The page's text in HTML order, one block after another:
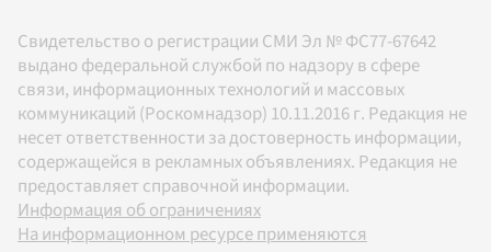
Свидетельство о регистрации СМИ Эл № ФС77-67642
выдано федеральной службой по надзору в сфере
связи, информационных технологий и массовых
коммуникаций (Роскомнадзор) 10.11.2016 г. Редакция не
несет ответственности за достоверность информации,
содержащейся в рекламных объявлениях. Редакция не
предоставляет справочной информации.
Информация об ограничениях
На информационном ресурсе применяются